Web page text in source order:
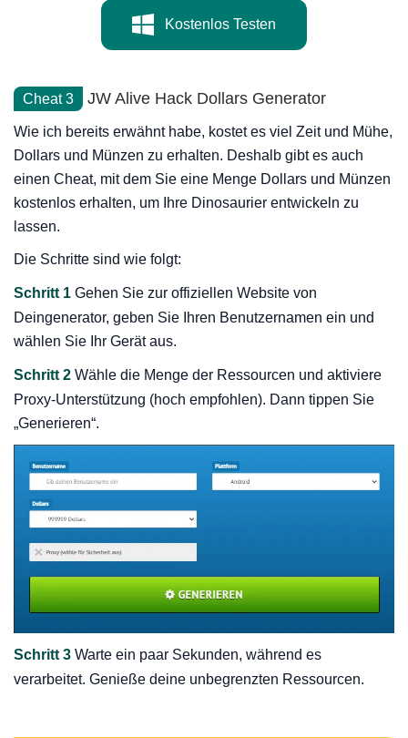
Kostenlos Testen
Cheat 3 JW Alive Hack Dollars Generator
Wie ich bereits erwähnt habe, kostet es viel Zeit und Mühe,
Dollars und Münzen zu erhalten. Deshalb gibt es auch
einen Cheat, mit dem Sie eine Menge Dollars und Münzen
kostenlos erhalten, um Ihre Dinosaurier entwickeln zu
lassen.
Die Schritte sind wie folgt:
Schritt 1 Gehen Sie zur offiziellen Website von
Deingenerator, geben Sie Ihren Benutzernamen ein und
wählen Sie Ihr Gerät aus.
Schritt 2 Wähle die Menge der Ressourcen und aktiviere
Proxy-Unterstützung (hoch empfohlen). Dann tippen Sie
„Generieren“.
Schritt 3 Warte ein paar Sekunden, während es
verarbeitet. Genieße deine unbegrenzten Ressourcen.